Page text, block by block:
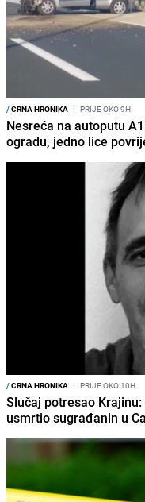
/CRNA HRONIKA I PRIJE OKO 9H
Nesreća na autoputu
ogradu, jedno lice
/CRNA HRONIKA I PRIJE OKO 10H
Slučaj potresao
usmrtio sugrađanin u